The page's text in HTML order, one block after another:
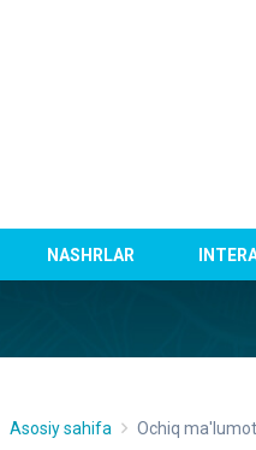
NASHRLAR
Asosiy sahifa Ochiq